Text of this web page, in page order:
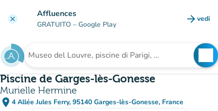
clear Affluences
GRATUITO – Google Play arrow_forward vedi
Cerca una struttura
Piscine de Garges-lès-Gonesse
Murielle Hermine
place 4 Allée Jules Ferry, 95140 Garges-lès-Gonesse, France
(apri in Google Maps)
(nuova scheda)